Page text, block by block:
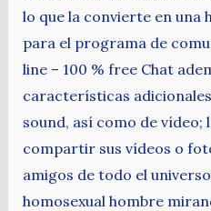
lo que la convierte en una
para el programa de
line – 100 % free Chat
características
sound, así como de vídeo;
compartir sus vídeos o
amigos de todo el
homosexual hombre